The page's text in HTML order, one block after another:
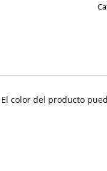
color del producto